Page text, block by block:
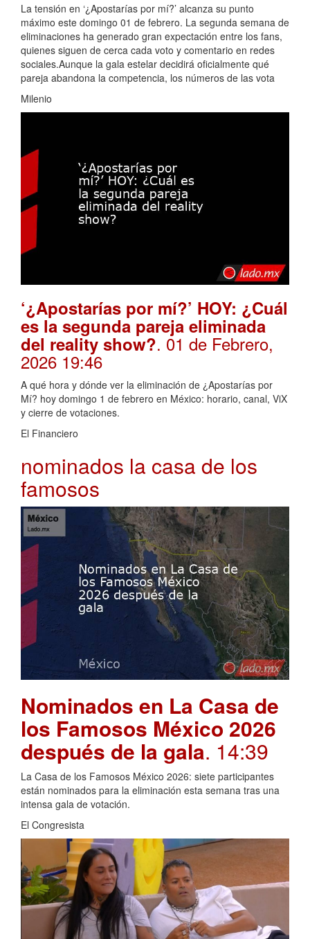
La tensión en ‘¿Apostarías por mí?’ alcanza su punto
máximo este domingo 01 de febrero. La segunda semana de
eliminaciones ha generado gran expectación entre los fans,
quienes siguen de cerca cada voto y comentario en redes
sociales.Aunque la gala estelar decidirá oficialmente qué
pareja abandona la competencia, los números de las vota
Milenio
‘¿Apostarías por mí?’ HOY: ¿Cuál
es la segunda pareja eliminada
del reality show?. 01 de Febrero,
2026 19:46
A qué hora y dónde ver la eliminación de ¿Apostarías por
Mí? hoy domingo 1 de febrero en México: horario, canal, ViX
y cierre de votaciones.
El Financiero
nominados la casa de los
famosos
Nominados en La Casa de
los Famosos México 2026
después de la gala. 14:39
La Casa de los Famosos México 2026: siete participantes
están nominados para la eliminación esta semana tras una
intensa gala de votación.
El Congresista